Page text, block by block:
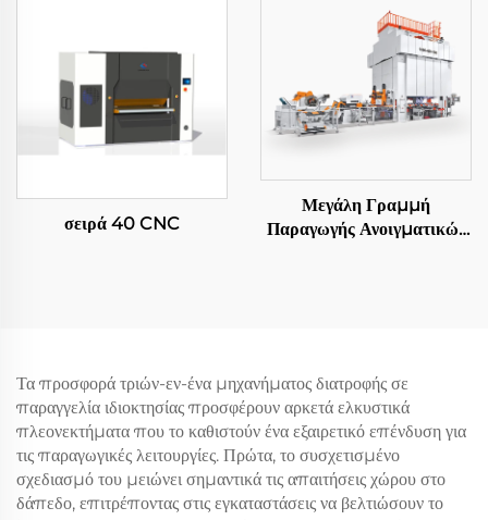
σειρά 40 CNC
Μεγάλη Γραμμή
Παραγωγής Ανοιγματικών
Τα προσφορά τριών-εν-ένα μηχανήματος διατροφής σε
παραγγελία ιδιοκτησίας προσφέρουν αρκετά ελκυστικά
πλεονεκτήματα που το καθιστούν ένα εξαιρετικό επένδυση για
τις παραγωγικές λειτουργίες. Πρώτα, το συσχετισμένο
σχεδιασμό του μειώνει σημαντικά τις απαιτήσεις χώρου στο
δάπεδο, επιτρέποντας στις εγκαταστάσεις να βελτιώσουν το